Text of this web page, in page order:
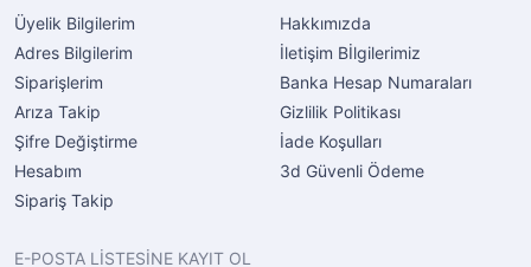
Üyelik Bilgilerim
Adres Bilgilerim
Siparişlerim
Arıza Takip
Şifre Değiştirme
Hesabım
Sipariş Takip
Hakkımızda
İletişim Bİlgilerimiz
Banka Hesap Numaraları
Gizlilik Politikası
İade Koşulları
3d Güvenli Ödeme
E-POSTA LİSTESİNE KAYIT OL